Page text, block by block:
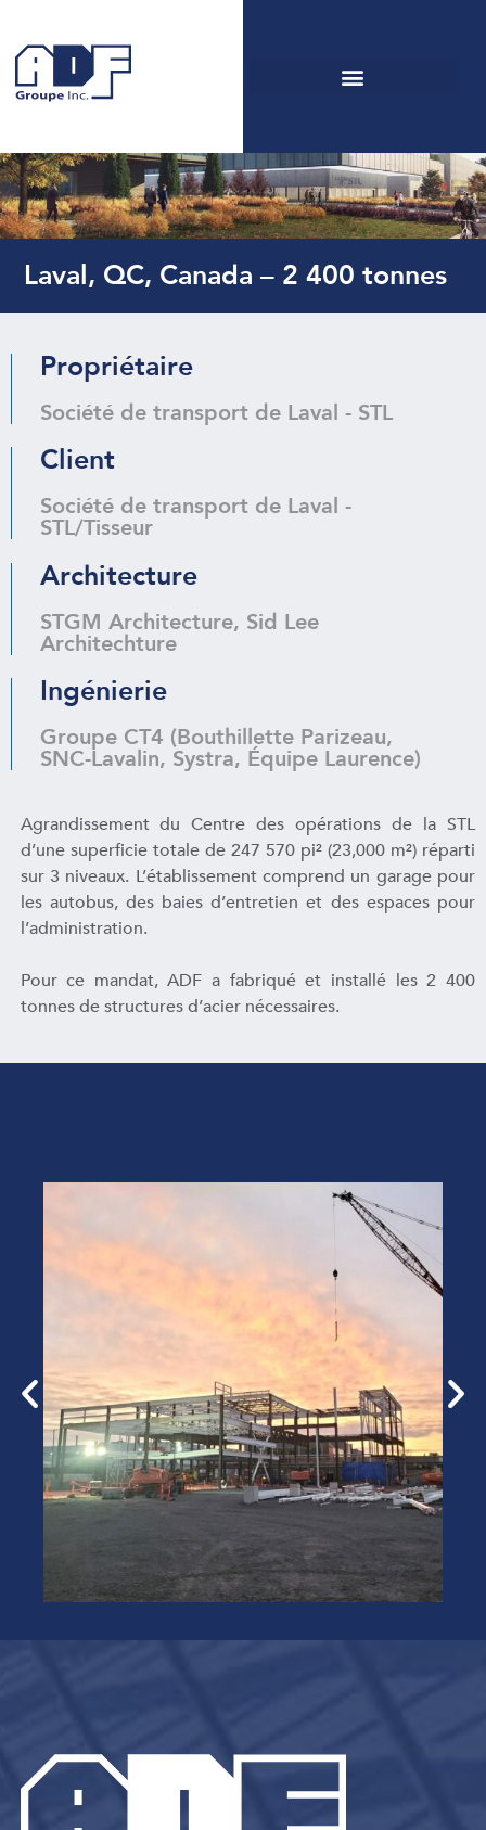
Agrandissement du Centre
des opérations de la STL –
Laval, QC, Canada – 2 400 tonnes
Propriétaire
Société de transport de Laval - STL
Client
Société de transport de Laval -
STL/Tisseur
Architecture
STGM Architecture, Sid Lee
Architechture
Ingénierie
Groupe CT4 (Bouthillette Parizeau,
SNC-Lavalin, Systra, Équipe Laurence)
Agrandissement du Centre des opérations de la STL
d’une superficie totale de ​​247 570 pi² (23,000 m²) réparti
sur 3 niveaux. L’établissement comprend un garage pour
les autobus, des baies d’entretien et des espaces pour
l’administration.
Pour ce mandat, ADF a fabriqué et installé les 2 400
tonnes de structures d’acier nécessaires.